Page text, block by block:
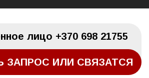
лицо +370 698 21755
ЗАПРОС ИЛИ СВЯЗАТСЯ